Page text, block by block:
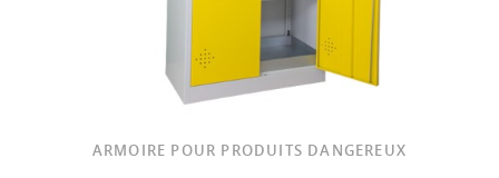
ARMOIRE POUR PRODUITS DANGEREUX